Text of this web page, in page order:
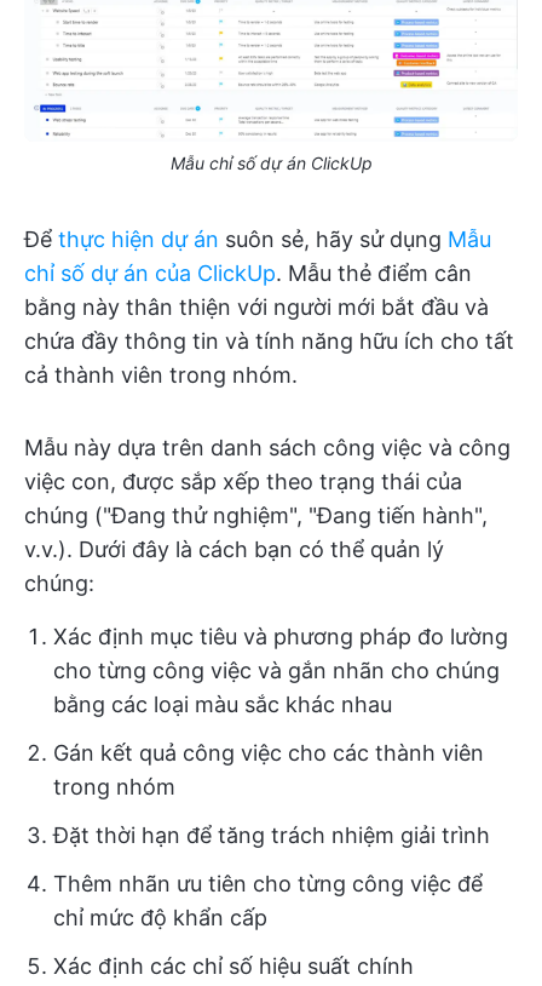
Mẫu chỉ số dự án ClickUp
Để thực hiện dự án suôn sẻ, hãy sử dụng Mẫu
chỉ số dự án của ClickUp. Mẫu thẻ điểm cân
bằng này thân thiện với người mới bắt đầu và
chứa đầy thông tin và tính năng hữu ích cho tất
cả thành viên trong nhóm.
Mẫu này dựa trên danh sách công việc và công
việc con, được sắp xếp theo trạng thái của
chúng ("Đang thử nghiệm", "Đang tiến hành",
v.v.). Dưới đây là cách bạn có thể quản lý
chúng:
Xác định mục tiêu và phương pháp đo lường
cho từng công việc và gắn nhãn cho chúng
bằng các loại màu sắc khác nhau
Gán kết quả công việc cho các thành viên
trong nhóm
Đặt thời hạn để tăng trách nhiệm giải trình
Thêm nhãn ưu tiên cho từng công việc để
chỉ mức độ khẩn cấp
Xác định các chỉ số hiệu suất chính